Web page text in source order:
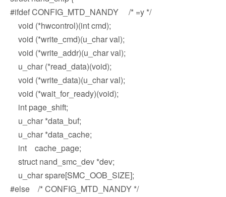
#ifdef CONFIG_MTD_NANDY /* =y */
void (*hwcontrol)(int cmd);
void (*write_cmd)(u_char val);
void (*write_addr)(u_char val);
u_char (*read_data)(void);
void (*write_data)(u_char val);
void (*wait_for_ready)(void);
int page_shift;
u_char *data_buf;
u_char *data_cache;
int cache_page;
struct nand_smc_dev *dev;
u_char spare[SMC_OOB_SIZE];
#else /* CONFIG_MTD_NANDY */